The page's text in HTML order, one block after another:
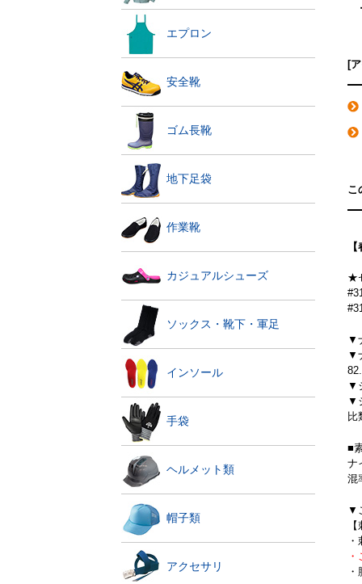
エプロン
安全靴
ゴム長靴
地下足袋
作業靴
カジュアルシューズ
ソックス・靴下・軍足
インソール
手袋
ヘルメット類
帽子類
アクセサリ
[
こ
★
▼
▼
▼
▼
比
■
ナ
混
▼